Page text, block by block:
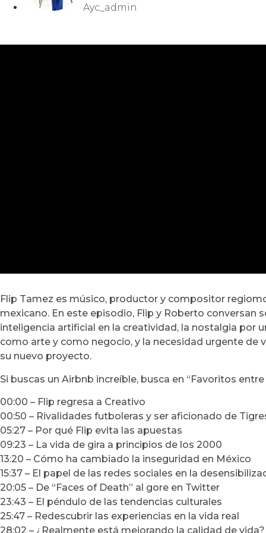
Ayc_admin
Flip Tamez es músico, productor y compositor
mexicano. En este episodio, Flip y Roberto conversan
inteligencia artificial en la creatividad, la nostalgia por
como arte y como negocio, y la necesidad urgente de
su nuevo proyecto.
Si buscas un Airbnb increíble, busca en “Favoritos
00:00 – Flip regresa a Creativo
00:50 – Rivalidades futboleras y ser aficionado de
05:27 – Por qué Flip evita las apuestas
09:23 – La vida de gira a principios de los 2000
13:20 – Cómo ha cambiado la inseguridad en México
15:37 – El papel de las redes sociales en la
20:05 – De “Faces of Death” al gore en Twitter
23:43 – El péndulo de las tendencias culturales
25:47 – Redescubrir las experiencias en la vida real
28:02 – ¿Realmente está mejorando la calidad de vida?